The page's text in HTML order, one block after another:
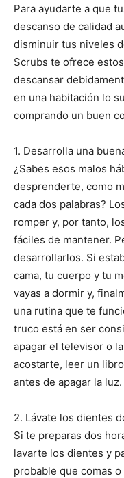
Para ayudarte a que
descanso de calidad
disminuir tus niveles
Scrubs te ofrece
descansar
en una habitación lo
comprando un buen
1. Desarrolla una
¿Sabes esos malos
desprenderte, como
cada dos palabras?
romper y, por tanto,
fáciles de mantener.
desarrollarlos. Si
cama, tu cuerpo y tu
vayas a dormir y,
una rutina que te
truco está en ser
apagar el televisor o
acostarte, leer un
antes de apagar la luz.
2. Lávate los dientes
Si te preparas dos
lavarte los dientes y
probable que comas